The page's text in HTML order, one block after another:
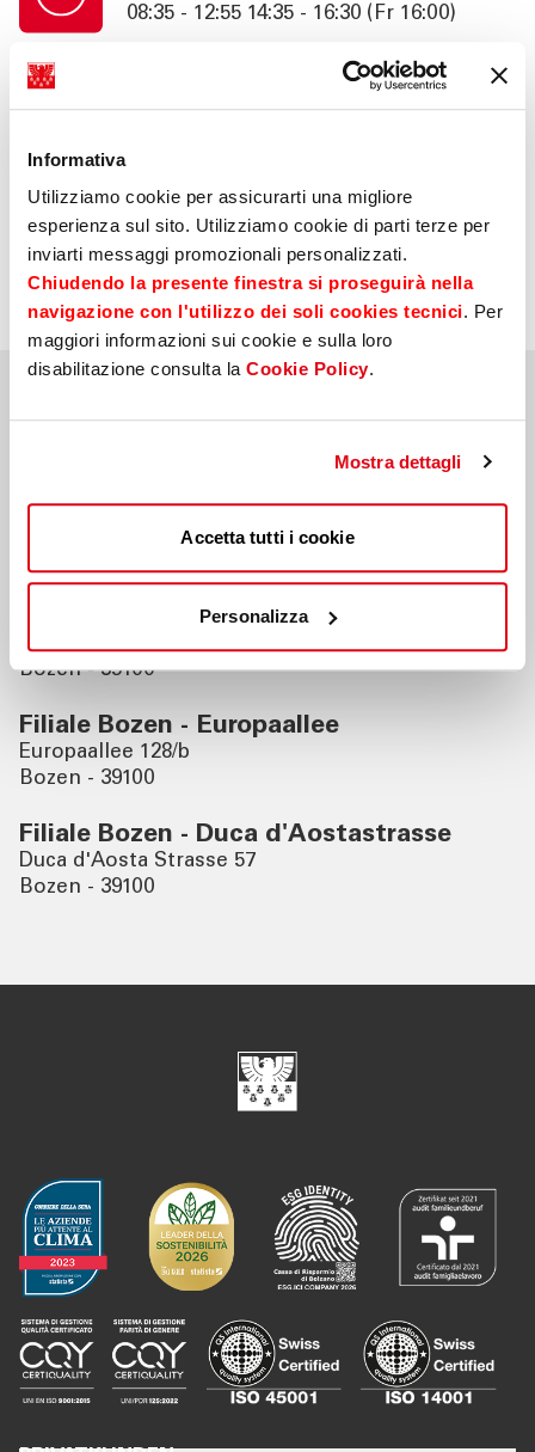
Informativa
Utilizziamo cookie per assicurarti una migliore
esperienza sul sito. Utilizziamo cookie di parti terze per
inviarti messaggi promozionali personalizzati.
Chiudendo la presente finestra si proseguirà nella
navigazione con l'utilizzo dei soli cookies tecnici. Per
maggiori informazioni sui cookie e sulla loro
disabilitazione consulta la Cookie Policy.
Mostra dettagli
Accetta tutti i cookie
Personalizza
08:35 - 12:55 14:35 - 16:30 (Fr 16:00)
Kassenschalterzeiten:
Montag - Freitag
Information:
Beratung nach Termin bis 18:30 (Fr
16:00). SB. 24h
Nahegelegene Filialen
Filiale Bozen - Romstrasse
Filiale Bozen - Industriezone
Galvanistrasse 31a
Bozen - 39100
Filiale Bozen - Europaallee
Europaallee 128/b
Bozen - 39100
Filiale Bozen - Duca d'Aostastrasse
Duca d'Aosta Strasse 57
Bozen - 39100